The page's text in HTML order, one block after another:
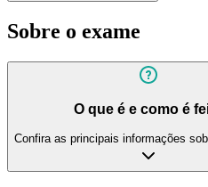
Sobre o exame
O que é e como é
Confira as principais informações